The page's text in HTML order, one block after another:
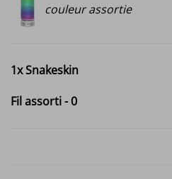
couleur assortie
1xSnakeskin
Fil assorti-0